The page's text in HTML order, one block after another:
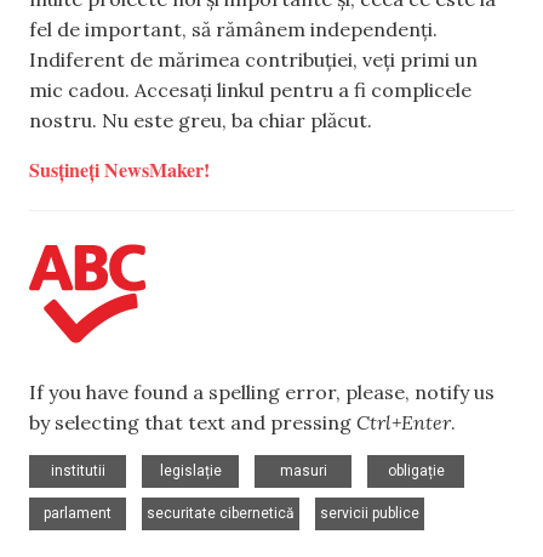
fel de important, să rămânem independenți.
Indiferent de mărimea contribuției, veți primi un
mic cadou. Accesați linkul pentru a fi complicele
nostru. Nu este greu, ba chiar plăcut.
Susțineți NewsMaker!
If you have found a spelling error, please, notify us
by selecting that text and pressing Ctrl+Enter.
institutii
legislație
masuri
obligație
parlament
securitate cibernetică
servicii publice